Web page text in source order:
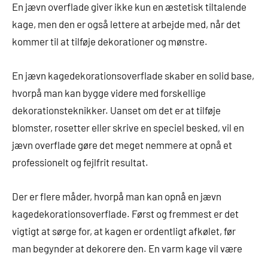
En jævn overflade giver ikke kun en æstetisk tiltalende
kage, men den er også lettere at arbejde med, når det
kommer til at tilføje dekorationer og mønstre.
En jævn kagedekorationsoverflade skaber en solid base,
hvorpå man kan bygge videre med forskellige
dekorationsteknikker. Uanset om det er at tilføje
blomster, rosetter eller skrive en speciel besked, vil en
jævn overflade gøre det meget nemmere at opnå et
professionelt og fejlfrit resultat.
Der er flere måder, hvorpå man kan opnå en jævn
kagedekorationsoverflade. Først og fremmest er det
vigtigt at sørge for, at kagen er ordentligt afkølet, før
man begynder at dekorere den. En varm kage vil være